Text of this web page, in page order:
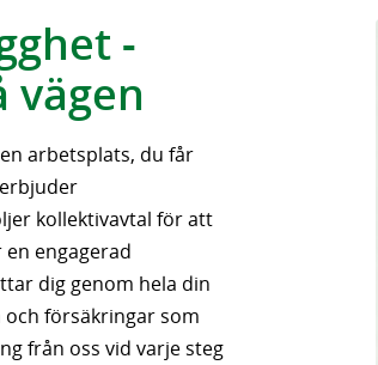
-
vägen
arbetsplats, du får
kollektivavtal för att
engagerad
dig genom hela din
försäkringar som
från oss vid varje steg